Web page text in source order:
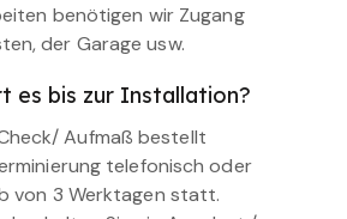
benötigen wir Zugang
der Garage usw.
es bis zur Installation?
Aufmaß bestellt
telefonisch oder
von 3 Werktagen statt.